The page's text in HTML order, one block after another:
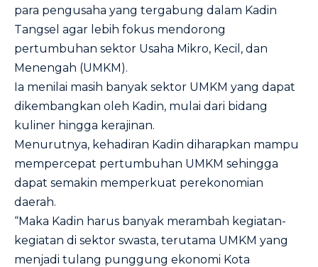
para pengusaha yang tergabung dalam Kadin
Tangsel agar lebih fokus mendorong
pertumbuhan sektor Usaha Mikro, Kecil, dan
Menengah (UMKM).
Ia menilai masih banyak sektor UMKM yang dapat
dikembangkan oleh Kadin, mulai dari bidang
kuliner hingga kerajinan.
Menurutnya, kehadiran Kadin diharapkan mampu
mempercepat pertumbuhan UMKM sehingga
dapat semakin memperkuat perekonomian
daerah.
“Maka Kadin harus banyak merambah kegiatan-
kegiatan di sektor swasta, terutama UMKM yang
menjadi tulang punggung ekonomi Kota